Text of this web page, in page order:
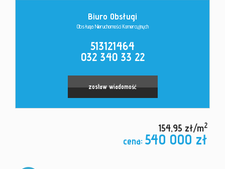
Biuro Obsługi
Obsługa Nieruchomości Komercyjnych
513121464
032 340 33 22
zostaw wiadomość
154,95 zł/m2
cena: 540 000 zł